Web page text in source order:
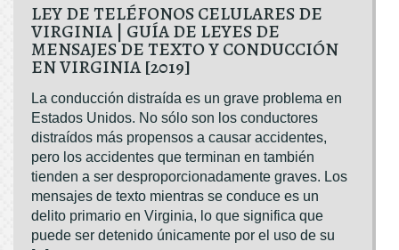
LEY DE TELÉFONOS CELULARES DE
VIRGINIA | GUÍA DE LEYES DE
MENSAJES DE TEXTO Y CONDUCCIÓN
EN VIRGINIA [2019]
La conducción distraída es un grave problema en
Estados Unidos. No sólo son los conductores
distraídos más propensos a causar accidentes,
pero los accidentes que terminan en también
tienden a ser desproporcionadamente graves. Los
mensajes de texto mientras se conduce es un
delito primario en Virginia, lo que significa que
puede ser detenido únicamente por el uso de su